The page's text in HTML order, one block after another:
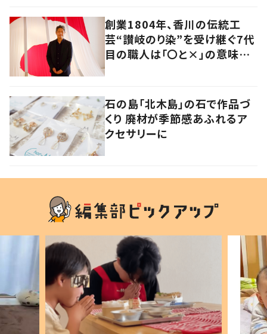
創業1804年、香川の伝統工
芸“讃岐のり染”を受け継ぐ7代
目の職人は「〇と×」の意味を
石の島「北木島」の石で作品づ
くり 廃材が季節感あふれるア
クセサリーに